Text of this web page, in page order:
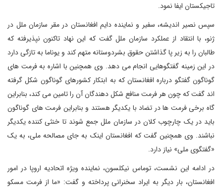
تاجیکستان ایفا نمود.
سپس نصیر اندیشه، سفیر و نماینده دایم افغانستان در مقر سازمان ملل در
ژنو، با انتقاد از عملکرد سازمان ملل گفت که این نهاد تاکنون نپذیرفته که
طالبان را به زیر پا گذاشتن حقوق بشردوستانه متهم کند و یوناما به تازگی دارد
در این زمینه گفتگوهایی انجام می دهد. وی همچنین با اشاره به فرمت های
گوناگون گفتگو درباره افغانستان که به ابتکار کشورهای گوناگون شکل گرفته
اند گفت که چون هر فرمت منافع شکل دهندگان آن را تامین می کند، بنابراین
گاه برخی فرمت ها در تضاد با یکدیگر هستند و بنابراین فرمت های گوناگون
باید در یک چارچوب کلان در سازمان ملل جمع شوند تا خنثی کننده یکدیگر
نباشند. وی همچنین گفت که افغانستان اینک به جای مصالحه ملی، به یک
«گفتگوی ملی» نیاز دارد.
در ادامه این نشست، توماس نیکلسون، نماینده ویژه اتحادیه اروپا در امور
افغانستان، بار دیگر به ایراد سخنرانی پرداخته و گفت: «ما از فرمت مسکو